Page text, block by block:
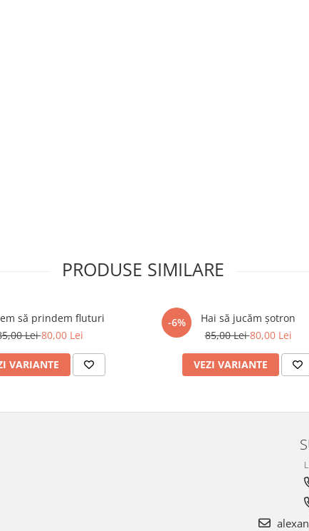
PRODUSE SIMILARE
să prindem fluturi
Lei80,00 Lei
VARIANTE
-6%
Hai să jucăm șotron
85,00 Lei80,00 Lei
VEZI VARIANTE